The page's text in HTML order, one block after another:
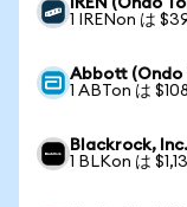
IREN (Ondo
1 IRENon は
Abbott (Ondo
1 ABTon は
Blackrock,
1 BLKon は